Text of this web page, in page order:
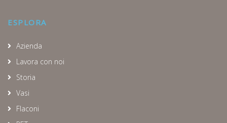
ESPLORA
Azienda
Lavora con noi
Storia
Vasi
Flaconi